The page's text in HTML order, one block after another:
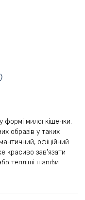
милої кішечки.
образів у таких
офіційний
красиво зав'язати
тепліші шарфи.